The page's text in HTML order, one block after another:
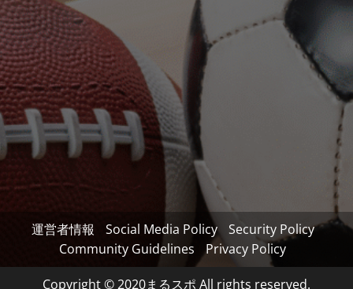
運営者情報 Social Media Policy
Security Policy
Community Guidelines
Privacy Policy
Copyright © 2020まるスポ All rights reserved.